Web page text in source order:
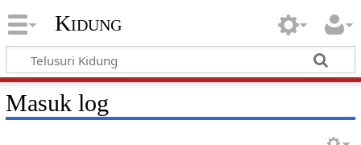
Kidung
Masuk log